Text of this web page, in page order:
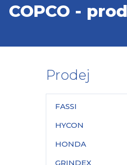
COPCO -
Prodej
FASSI
HYCON
HONDA
GRINDEX